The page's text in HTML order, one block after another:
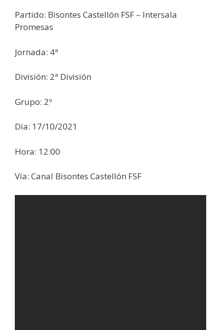
Partido: Bisontes Castellón FSF – Intersala
Promesas
Jornada: 4ª
División: 2ª División
Grupo: 2º
Día: 17/10/2021
Hora: 12:00
Vía: Canal Bisontes Castellón FSF